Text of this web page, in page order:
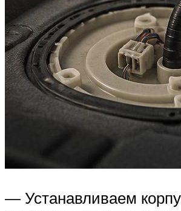
— Устанавливаем